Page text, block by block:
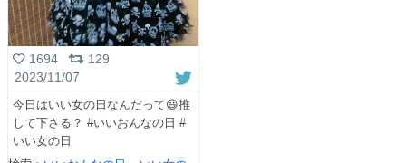
1694
129
2023/11/07
今日はいい女の日なんだって😃推
して下さる？ #いいおんなの日 #
いい女の日